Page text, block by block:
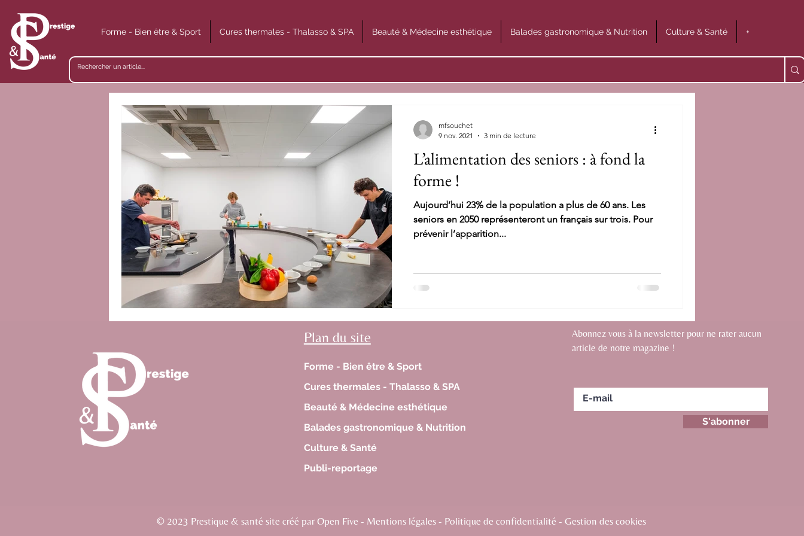
Forme - Bien être & Sport Cures thermales - Thalasso & SPA Beauté & Médecine esthétique Balades gastronomique & Nutrition Culture & Santé +
L’alimentation des seniors : à fond la
forme !
Aujourd’hui 23% de la population a plus de 60 ans. Les
seniors en 2050 représenteront un français sur trois. Pour
prévenir l’apparition...
mfsouchet
9 nov. 2021
3 min de lecture
Plan du site
Forme - Bien être & Sport
Cures thermales - Thalasso & SPA
Beauté & Médecine esthétique
Balades gastronomique & Nutrition
Culture & Santé
Publi-reportage
Abonnez vous à la newsletter pour ne rater aucun
article de notre magazine !
S'abonner
© 2023 Prestique & santé site créé par Open Five - Mentions légales - Politique de confidentialité - Gestion des cookies